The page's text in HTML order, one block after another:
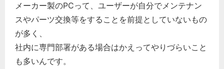
メーカー製のPCって、ユーザーが自分でメンテナン
スやパーツ交換等をすることを前提としていないもの
が多く、
社内に専門部署がある場合はかえってやりづらいこと
も多いんです。